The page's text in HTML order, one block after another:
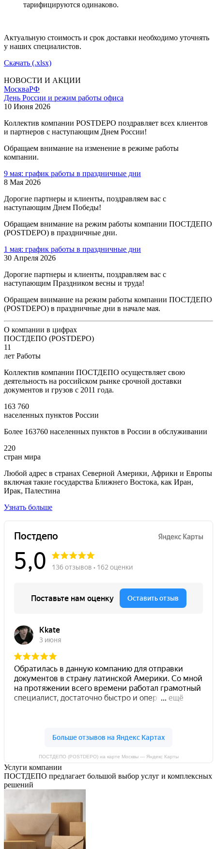
тарифицируются одинаково.
Актуальную стоимость и срок доставки необходимо уточнять
у наших специалистов.
Скачать (.xlsx)
НОВОСТИ И АКЦИИ
МоскваРФ
День России и режим работы офиса
10 Июня 2026
Коллектив компании POSTDEPO поздравляет всех клиентов
и партнеров с наступающим Днем России!
Обращаем внимание на изменение в режиме работы
компании.
9 мая: график работы в праздничные дни
8 Мая 2026
Дорогие партнеры и клиенты, поздравляем вас с
наступающим Днем Победы!
Обращаем внимание на режим работы компании ПОСТДЕПО
(POSTDEPO) в праздничные дни.
1 мая: график работы в праздничные дни
30 Апреля 2026
Дорогие партнеры и клиенты, поздравляем вас с
наступающим Праздником весны и труда!
Обращаем внимание на режим работы компании ПОСТДЕПО
(POSTDEPO) в праздничные дни в начале мая.
О компании в цифрах
ПОСТДЕПО (POSTDEPO)
11
лет Работы
Коллектив компании ПОСТДЕПО осуществляет свою
деятельность на российском рынке срочной доставки
документов и грузов с 2011 года.
163 760
населенных пунктов России
Более 163760 населенных пунктов в России в обслуживании
220
стран мира
Любой адрес в странах Северной Америки, Африки и Европы
включая такие государства Ближнего Востока, как Иран,
Ирак, Палестина
Узнать больше
ПОСТДЕПО (POSTDEPO) на карте Москвы — Яндекс Карты
Услуги компании
ПОСТДЕПО предлагает большой выбор услуг и комплексных
решений